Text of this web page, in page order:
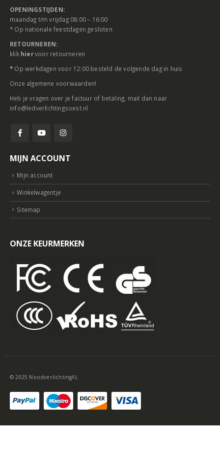
OPENINGSTIJDEN:
maandag t/m vrijdag 08:00 – 16:00
* Op nationale feestdagen gesloten
RETOURNEREN:
klik hiervoor retourneren
* Op werkdagen voor 12:00 besteld de volgende dag in huis
Onze algemene voorwaarden!
Heb je vragen over je factuur of betaling, mail dan naar
info@ledverlichtingsoest.nl
MIJN ACCOUNT
Mijn account
Winkelwagentje
Sitemap
ONZE KEURMERKEN
© 2025 NoodverlichtingXL